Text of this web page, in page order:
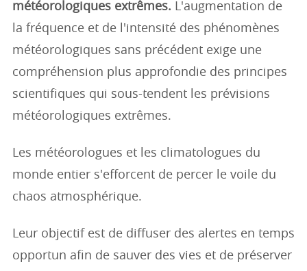
météorologiques extrêmes. L'augmentation de
la fréquence et de l'intensité des phénomènes
météorologiques sans précédent exige une
compréhension plus approfondie des principes
scientifiques qui sous-tendent les prévisions
météorologiques extrêmes.
Les météorologues et les climatologues du
monde entier s'efforcent de percer le voile du
chaos atmosphérique.
Leur objectif est de diffuser des alertes en temps
opportun afin de sauver des vies et de préserver